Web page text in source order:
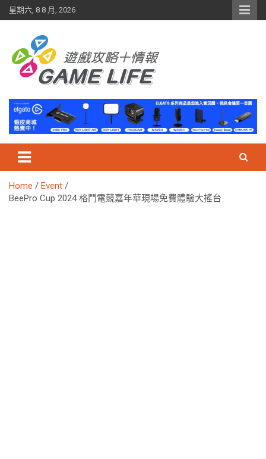
Skip
to
星期六, 8 8 月, 2026
Home
Event
BeePro Cup 2024 格鬥電競嘉年華現場免費體驗大搖台